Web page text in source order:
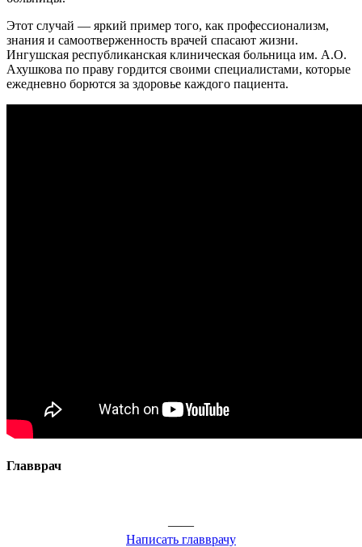
Этот случай — яркий пример того, как профессионализм,
знания и самоотверженность врачей спасают жизни.
Ингушская республиканская клиническая больница им. А.О.
Ахушкова по праву гордится своими специалистами, которые
ежедневно борются за здоровье каждого пациента.
Главврач
——
Написать главврачу